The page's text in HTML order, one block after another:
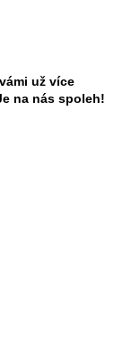
už více
na nás spoleh!